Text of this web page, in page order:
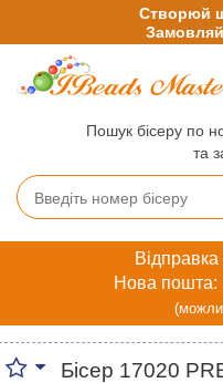
Пошук бісеру по
та
Нова
Бісер 17020
Створюй